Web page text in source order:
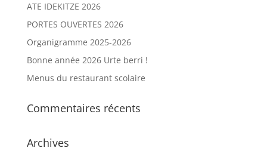
ATE IDEKITZE 2026
PORTES OUVERTES 2026
Organigramme 2025-2026
Bonne année 2026 Urte berri !
Menus du restaurant scolaire
Commentaires récents
Archives